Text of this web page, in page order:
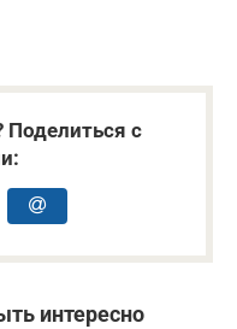
Поделиться с
интересно